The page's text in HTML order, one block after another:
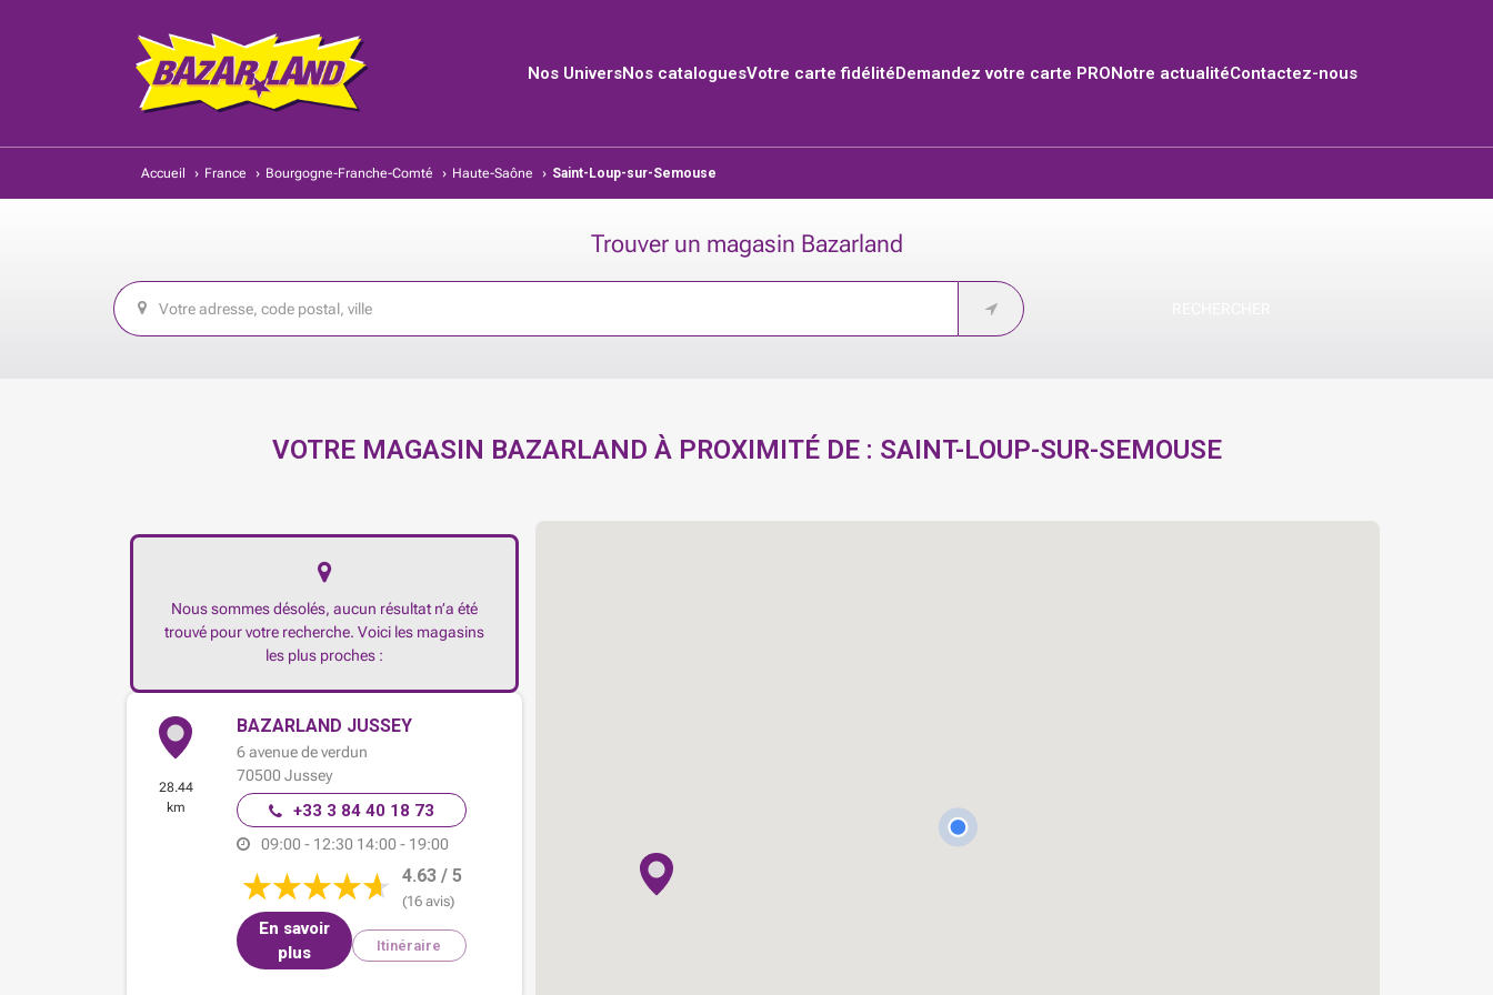
Nos UniversNos cataloguesVotre carte fidélitéDemandez votre carte PRONotre actualitéContactez-nous
Accueil › France › Bourgogne-Franche-Comté › Haute-Saône › Saint-Loup-sur-Semouse
Trouver un magasin Bazarland
VOTRE MAGASIN BAZARLAND À PROXIMITÉ DE : SAINT-LOUP-SUR-SEMOUSE
Nous sommes désolés, aucun résultat n’a été
trouvé pour votre recherche. Voici les magasins
les plus proches :
28.44
km
BAZARLAND JUSSEY
6 avenue de verdun
70500 Jussey
+33 3 84 40 18 73
09:00 - 12:30 14:00 - 19:00
4.63 / 5
(16 avis)
En savoir
plus
Itinéraire